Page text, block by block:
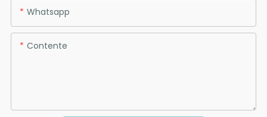
Whatsapp
Contente